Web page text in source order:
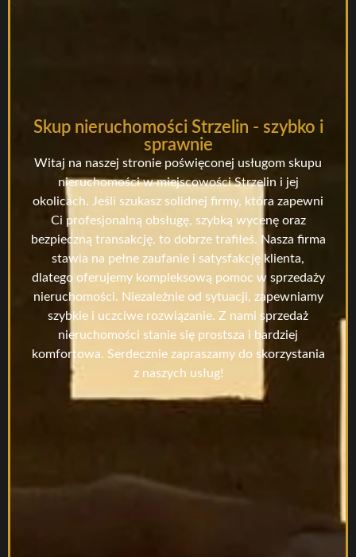
Skup nieruchomości Strzelin - szybko i
sprawnie
Witaj na naszej stronie poświęconej usługom skupu
nieruchomości w miejscowości Strzelin i jej
okolicach. Jeśli szukasz solidnej firmy, która zapewni
Ci profesjonalną obsługę, szybką wycenę oraz
bezpieczną transakcję, to dobrze trafiłeś. Nasza firma
stawia na pełne zaufanie i satysfakcję klienta,
dlatego oferujemy kompleksową pomoc w sprzedaży
nieruchomości. Niezależnie od sytuacji, zapewniamy
szybkie i uczciwe rozwiązanie. Z nami sprzedaż
nieruchomości stanie się prostsza i bardziej
komfortowa. Serdecznie zapraszamy do skorzystania
z naszych usług!